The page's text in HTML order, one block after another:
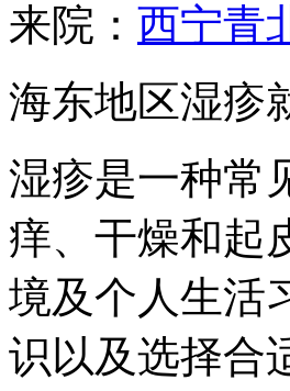
来院： 西宁青
海东地区湿疹
湿疹是一种常
痒、干燥和起
境及个人生活
识以及选择合